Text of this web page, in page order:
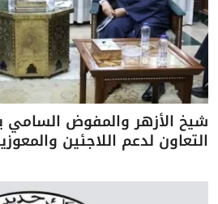
شيخ الأزهر والمفوض السامي
التعاون لدعم اللاجئين